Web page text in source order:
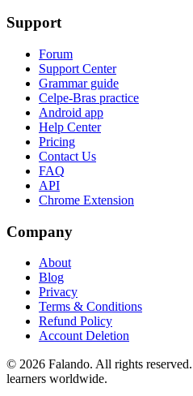
Support
Forum
Support Center
Grammar guide
Celpe-Bras practice
Android app
Help Center
Pricing
Contact Us
FAQ
API
Chrome Extension
Company
About
Blog
Privacy
Terms & Conditions
Refund Policy
Account Deletion
© 2026 Falando. All rights
learners worldwide.